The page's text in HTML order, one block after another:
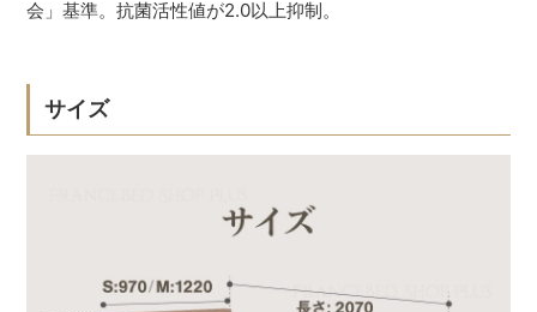
会」基準。抗菌活性値が2.0以上抑制。
サイズ